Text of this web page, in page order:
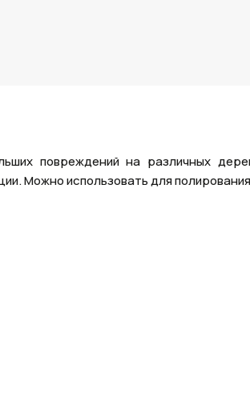
повреждений на различных
Можно использовать для